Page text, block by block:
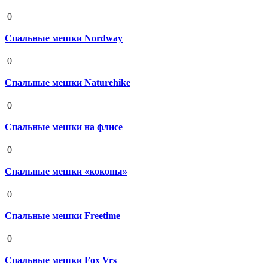
0
Спальные мешки Nordway
0
Спальные мешки Naturehike
0
Спальные мешки на флисе
0
Спальные мешки «коконы»
0
Спальные мешки Freetime
0
Спальные мешки Fox Vrs